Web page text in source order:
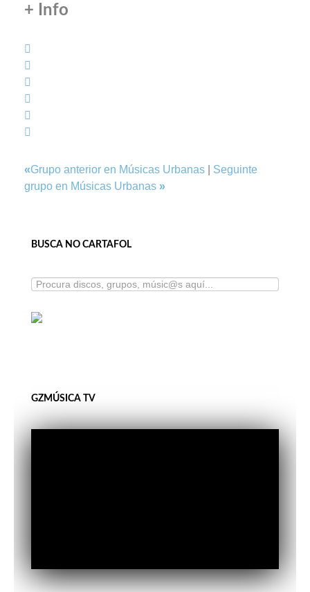
+ Info
«Grupo anterior en Músicas Urbanas
Seguinte
grupo en Músicas Urbanas »
BUSCA NO CARTAFOL
GZMÚSICA TV